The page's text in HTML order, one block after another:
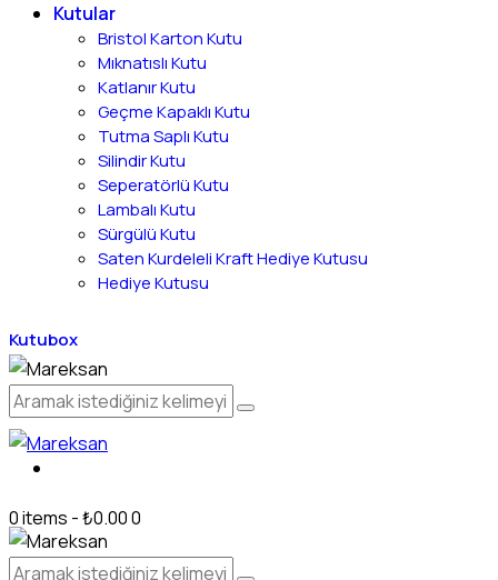
Kutular
Bristol Karton Kutu
Mıknatıslı Kutu
Katlanır Kutu
Geçme Kapaklı Kutu
Tutma Saplı Kutu
Silindir Kutu
Seperatörlü Kutu
Lambalı Kutu
Sürgülü Kutu
Saten Kurdeleli Kraft Hediye Kutusu
Hediye Kutusu
Kutubox
0 items -₺0.000